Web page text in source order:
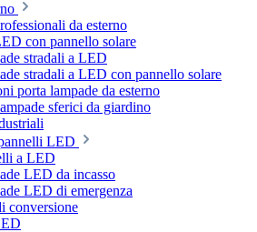
da esterno
con pannello solare
stradali a LED
stradali a LED con pannello solare
porta lampade da esterno
sferici da giardino
LED
a LED
LED da incasso
LED di emergenza
conversione